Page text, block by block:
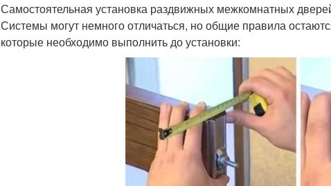
Самостоятельная установка раздвижных межкомнатных
Системы могут немного отличаться, но общие правила
которые необходимо выполнить до установки: